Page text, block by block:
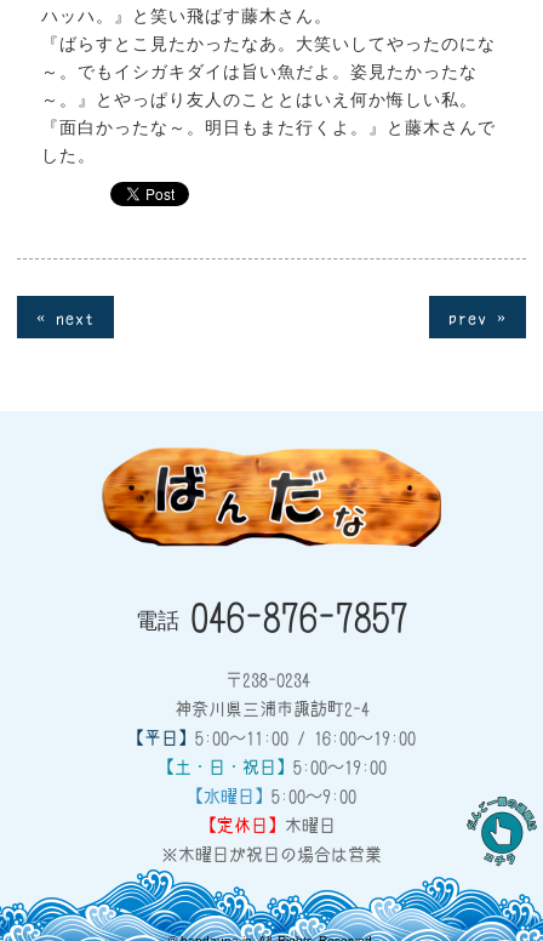
ハッハ。』と笑い飛ばす藤木さん。
『ばらすとこ見たかったなあ。大笑いしてやったのにな
～。でもイシガキダイは旨い魚だよ。姿見たかったな
～。』とやっぱり友人のこととはいえ何か悔しい私。
『面白かったな～。明日もまた行くよ。』と藤木さんで
した。
« next prev »
電話 046-876-7857
〒238-0234
神奈川県三浦市諏訪町2-4
【平日】 5:00～11:00 / 16:00～19:00
【土・日・祝日】 5:00～19:00
【水曜日】 5:00～9:00
【定休日】
木曜日
※木曜日が祝日の場合は営業